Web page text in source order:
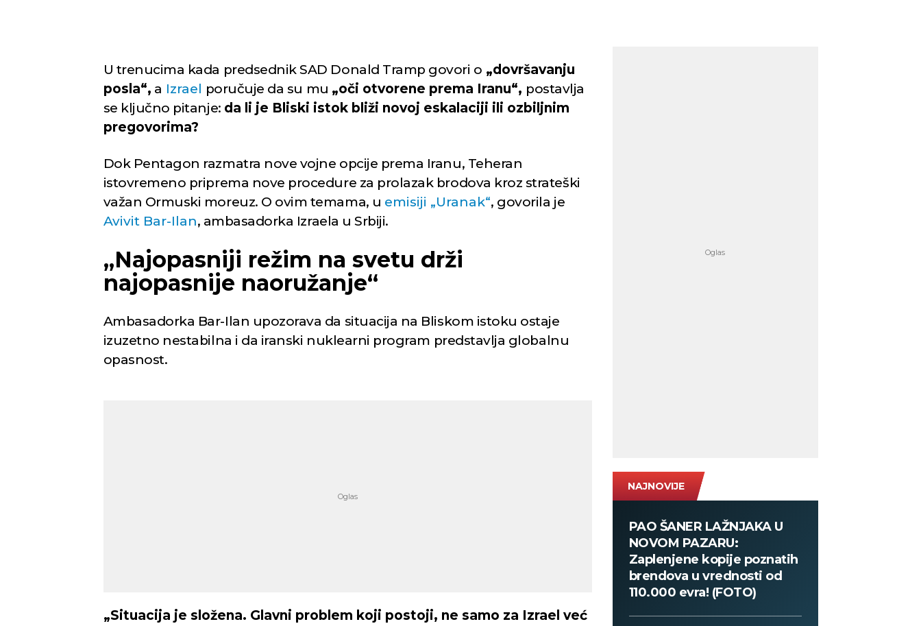
U trenucima kada predsednik SAD Donald Tramp govori o „dovršavanju
posla“, a Izrael poručuje da su mu „oči otvorene prema Iranu“, postavlja
se ključno pitanje: da li je Bliski istok bliži novoj eskalaciji ili ozbiljnim
pregovorima?
Dok Pentagon razmatra nove vojne opcije prema Iranu, Teheran
istovremeno priprema nove procedure za prolazak brodova kroz strateški
važan Ormuski moreuz. O ovim temama, u emisiji „Uranak“, govorila je
Avivit Bar-Ilan, ambasadorka Izraela u Srbiji.
„Najopasniji režim na svetu drži
najopasnije naoružanje“
Ambasadorka Bar-Ilan upozorava da situacija na Bliskom istoku ostaje
izuzetno nestabilna i da iranski nuklearni program predstavlja globalnu
opasnost.
„Situacija je složena. Glavni problem koji postoji, ne samo za Izrael već
NAJNOVIJE
PAO ŠANER LAŽNJAKA U
NOVOM PAZARU:
Zaplenjene kopije poznatih
brendova u vrednosti od
110.000 evra! (FOTO)